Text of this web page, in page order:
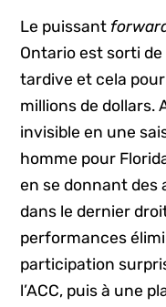
Le puissant
Ontario est sorti de
tardive et cela
millions de dollars.
invisible en une
homme pour
en se donnant des
dans le dernier
performances
participation
l’ACC, puis à une